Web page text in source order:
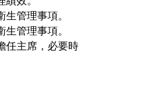
管理事項。
管理事項。
任主席，必要時